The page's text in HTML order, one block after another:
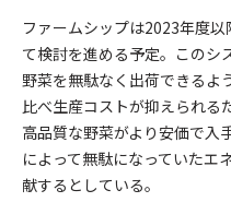
ファームシップは2023年度
て検討を進める予定。このシ
野菜を無駄なく出荷できるよ
比べ生産コストが抑えられる
高品質な野菜がより安価で入
によって無駄になっていたエ
献するとしている。